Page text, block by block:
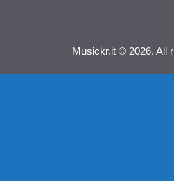
Musickr.it © 2026. All